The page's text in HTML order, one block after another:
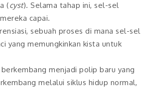
(cyst). Selama tahap ini, sel-sel
capai.
sebuah proses di mana sel-sel
yang memungkinkan kista untuk
menjadi polip baru yang
melalui siklus hidup normal,